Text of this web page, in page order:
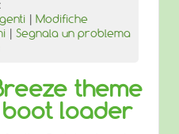
| Modifiche
| Segnala un problema
theme
loader